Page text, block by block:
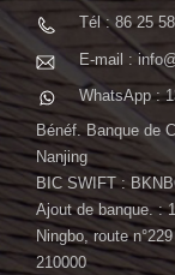
Tél : 86 25
E-mail :
WhatsApp :
Bénéf. Banque de
Nanjing
BIC SWIFT :
Ajout de banque. :
Ningbo, route
210000